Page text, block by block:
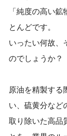
「純度の高い
とんどです。
いったい何故、
のでしょうか？
原油を精製する
い、硫黄分など
取り除いた高品